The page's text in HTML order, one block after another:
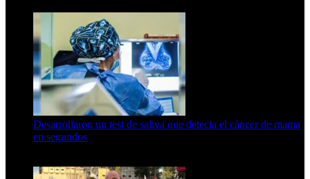
Desarrollaron un test de saliva que detecta el cáncer de mama
en segundos